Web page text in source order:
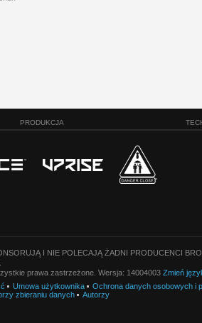
PRODUKCJA
I NIE POLECAJĄ ŻADNI PRODUCENCI
prawa zastrzeżone. Wersja: 14004003 Zmień
Umowa użytkownika
Ochrona danych osobowych i
zbieraniu danych Autorzy